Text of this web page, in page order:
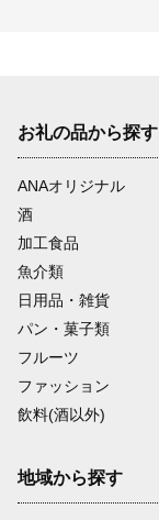
お礼の品から探す
ANAオリジナル
酒
加工食品
魚介類
日用品・雑貨
パン・菓子類
フルーツ
ファッション
飲料(酒以外)
地域から探す